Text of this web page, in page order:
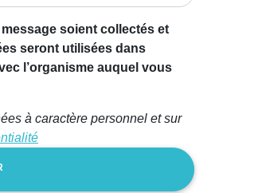
soient collectés et
seront utilisées dans
l’organisme auquel vous
à caractère personnel et sur